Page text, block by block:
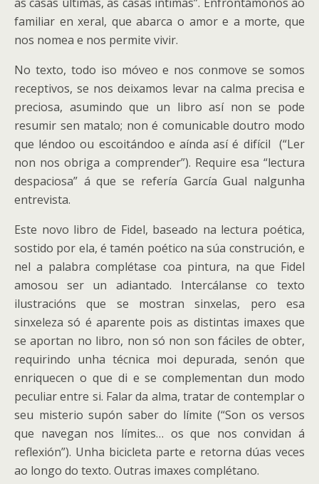
familiar en xeral, que abarca o amor e a morte, que
nos nomea e nos permite vivir.
No texto, todo iso móveo e nos conmove se somos
receptivos, se nos deixamos levar na calma precisa e
preciosa, asumindo que un libro así non se pode
resumir sen matalo; non é comunicable doutro modo
que léndoo ou escoitándoo e aínda así é difícil (“Ler
non nos obriga a comprender”). Require esa “lectura
despaciosa” á que se refería García Gual nalgunha
entrevista.
Este novo libro de Fidel, baseado na lectura poética,
sostido por ela, é tamén poético na súa construción, e
nel a palabra complétase coa pintura, na que Fidel
amosou ser un adiantado. Intercálanse co texto
ilustracións que se mostran sinxelas, pero esa
sinxeleza só é aparente pois as distintas imaxes que
se aportan no libro, non só non son fáciles de obter,
requirindo unha técnica moi depurada, senón que
enriquecen o que di e se complementan dun modo
peculiar entre si. Falar da alma, tratar de contemplar o
seu misterio supón saber do límite (“Son os versos
que navegan nos límites… os que nos convidan á
reflexión”). Unha bicicleta parte e retorna dúas veces
ao longo do texto. Outras imaxes complétano.